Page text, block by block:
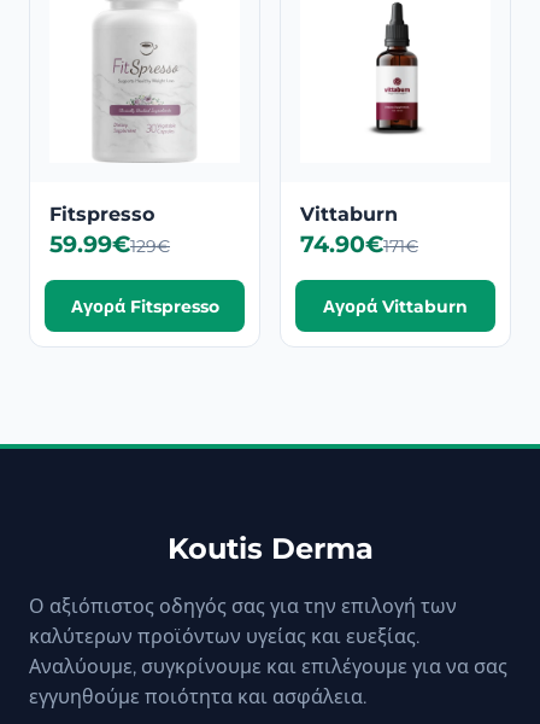
Fitspresso
59.99€129€
Αγορά Fitspresso
Vittaburn
74.90€171€
Αγορά Vittaburn
Koutis Derma
Ο αξιόπιστος οδηγός σας για την επιλογή των
καλύτερων προϊόντων υγείας και ευεξίας.
Αναλύουμε, συγκρίνουμε και επιλέγουμε για να σας
εγγυηθούμε ποιότητα και ασφάλεια.